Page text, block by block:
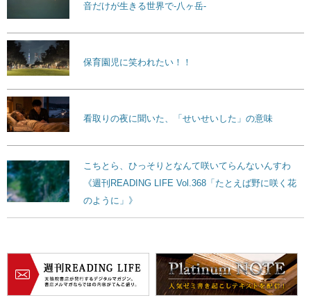
音だけが生きる世界で-八ヶ岳-
保育園児に笑われたい！！
看取りの夜に聞いた、「せいせいした」の意味
こちとら、ひっそりとなんて咲いてらんないんすわ
《週刊READING LIFE Vol.368「たとえば野に咲く花
のように」》